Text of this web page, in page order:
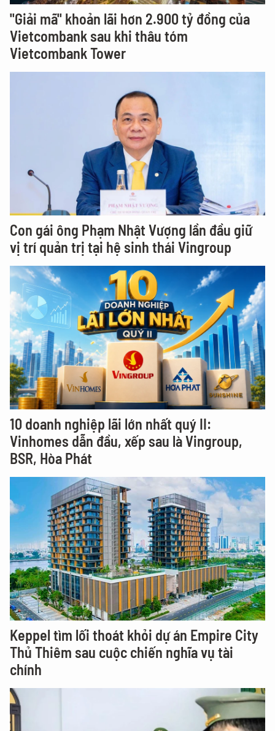
"Giải mã" khoản lãi hơn 2.900 tỷ đồng của
Vietcombank sau khi thâu tóm
Vietcombank Tower
Con gái ông Phạm Nhật Vượng lần đầu giữ
vị trí quản trị tại hệ sinh thái Vingroup
10 doanh nghiệp lãi lớn nhất quý II:
Vinhomes dẫn đầu, xếp sau là Vingroup,
BSR, Hòa Phát
Keppel tìm lối thoát khỏi dự án Empire City
Thủ Thiêm sau cuộc chiến nghĩa vụ tài
chính